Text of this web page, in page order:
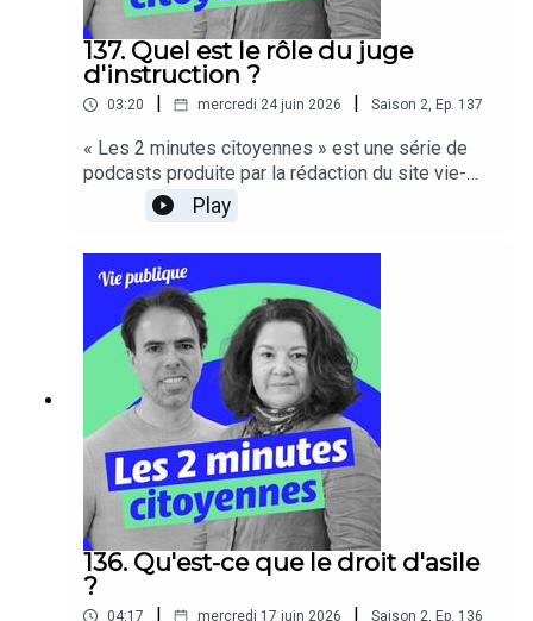
137. Quel est le rôle du juge
d'instruction ?
03:20 | mercredi 24 juin 2026 | Saison 2, Ep. 137
« Les 2 minutes citoyennes » est une série de
podcasts produite par la rédaction du site vie-
publique, ces capsules audios pédagogiques
s’adressent à tous les citoyens.
Play
136. Qu'est-ce que le droit d'asile
?
04:17 | mercredi 17 juin 2026 | Saison 2, Ep. 136